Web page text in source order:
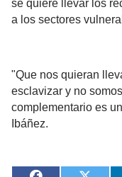
se quiere llevar los
a los sectores
"Que nos quieran
esclavizar y no
complementario es
Ibáñez.